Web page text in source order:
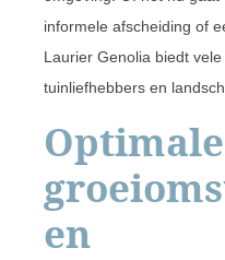
informele afscheiding of
Laurier Genolia biedt
tuinliefhebbers en
Optimale
en